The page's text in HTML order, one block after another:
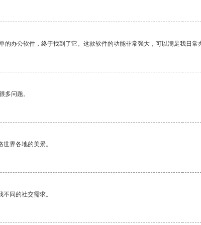
的办公软件，终于找到了它。这款软件的功能非常强大，可以满足我日常
多问题。
界各地的美景。
同的社交需求。